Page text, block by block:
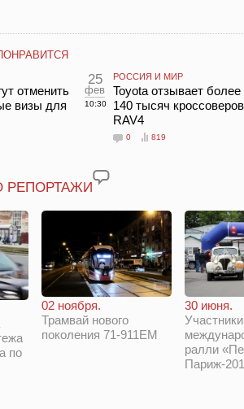
отменить
визы для
25
фев
10:30
РОССИЯ И МИР
Toyota отзывает более
140 тысяч кроссоверов
RAV4
0 819
РЕПОРТАЖИ
по
02 ноября.
Трамвай нового
поколения 71-911ЕМ
30 июня.
Участники
ралли
Париж-